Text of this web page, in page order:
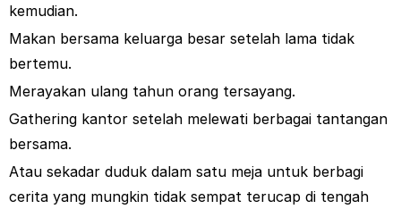
kemudian.
Makan bersama keluarga besar setelah lama tidak
bertemu.
Merayakan ulang tahun orang tersayang.
Gathering kantor setelah melewati berbagai tantangan
bersama.
Atau sekadar duduk dalam satu meja untuk berbagi
cerita yang mungkin tidak sempat terucap di tengah